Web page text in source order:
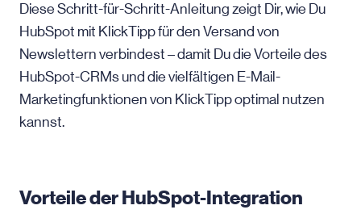
Diese Schritt-für-Schritt-Anleitung zeigt Dir, wie Du
HubSpot mit KlickTipp für den Versand von
Newslettern verbindest – damit Du die Vorteile des
HubSpot-CRMs und die vielfältigen E-Mail-
Marketingfunktionen von KlickTipp optimal nutzen
kannst.
Vorteile der HubSpot-Integration